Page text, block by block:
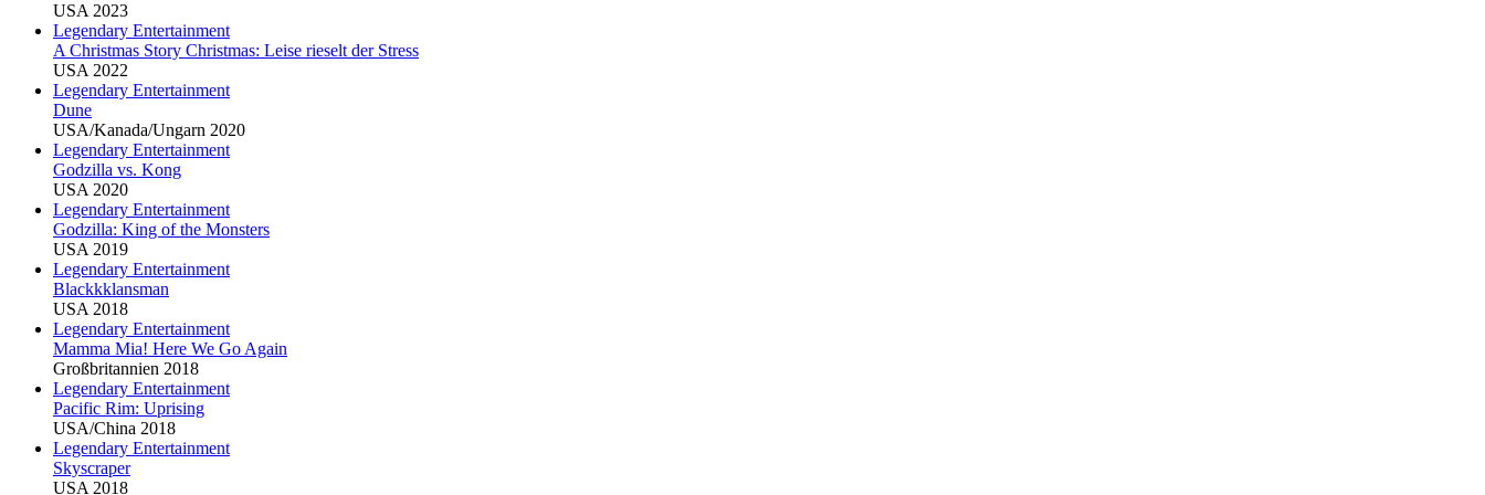
USA 2023
Legendary Entertainment
A Christmas Story Christmas: Leise rieselt der Stress
USA 2022
Legendary Entertainment
Dune
USA/Kanada/Ungarn 2020
Legendary Entertainment
Godzilla vs. Kong
USA 2020
Legendary Entertainment
Godzilla: King of the Monsters
USA 2019
Legendary Entertainment
Blackkklansman
USA 2018
Legendary Entertainment
Mamma Mia! Here We Go Again
Großbritannien 2018
Legendary Entertainment
Pacific Rim: Uprising
USA/China 2018
Legendary Entertainment
Skyscraper
USA 2018